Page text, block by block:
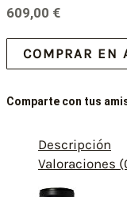
609,00 €
COMPRAR EN
Comparte con tus
Descripción
Valoraciones